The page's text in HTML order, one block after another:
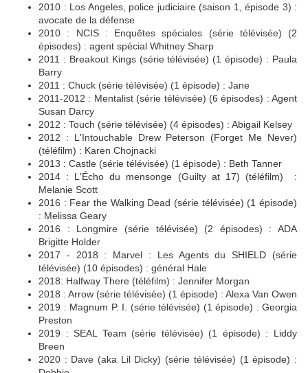
2010 : Los Angeles, police judiciaire (saison 1, épisode 3) :
avocate de la défense
2010 : NCIS : Enquêtes spéciales (série télévisée) (2
épisodes) : agent spécial Whitney Sharp
2011 : Breakout Kings (série télévisée) (1 épisode) : Paula
Barry
2011 : Chuck (série télévisée) (1 épisode) : Jane
2011-2012 : Mentalist (série télévisée) (6 épisodes) : Agent
Susan Darcy
2012 : Touch (série télévisée) (4 épisodes) : Abigail Kelsey
2012 : L'Intouchable Drew Peterson (Forget Me Never)
(téléfilm) : Karen Chojnacki
2013 : Castle (série télévisée) (1 épisode) : Beth Tanner
2014 : L'Écho du mensonge (Guilty at 17) (téléfilm) :
Melanie Scott
2016 : Fear the Walking Dead (série télévisée) (1 épisode)
: Melissa Geary
2016 : Longmire (série télévisée) (2 épisodes) : ADA
Brigitte Holder
2017 - 2018 : Marvel : Les Agents du SHIELD (série
télévisée) (10 épisodes) : général Hale
2018: Halfway There (téléfilm) : Jennifer Morgan
2018 : Arrow (série télévisée) (1 épisode) : Alexa Van Owen
2019 : Magnum P. I. (série télévisée) (1 épisode) : Georgia
Preston
2019 : SEAL Team (série télévisée) (1 épisode) : Liddy
Breen
2020 : Dave (aka Lil Dicky) (série télévisée) (1 épisode) :